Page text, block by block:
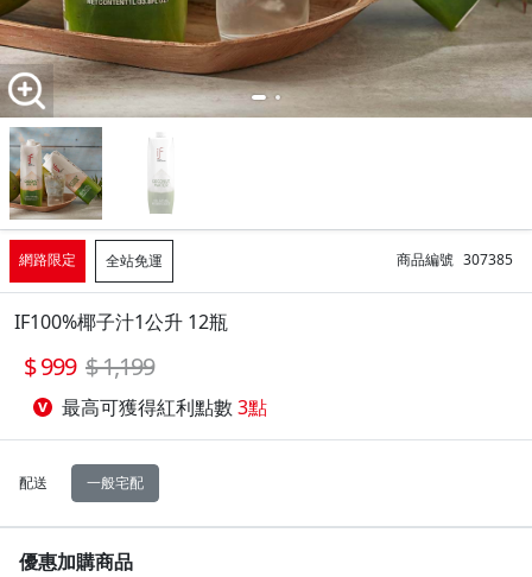
網路限定 全站免運 商品編號 307385
IF100%椰子汁1公升 12瓶
999 1,199
最高可獲得紅利點數 3點
配送 一般宅配
優惠加購商品